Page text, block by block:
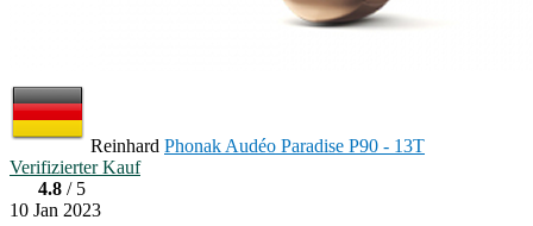
Reinhard Phonak Audéo Paradise P90 - 13T
Verifizierter Kauf
4.8 / 5
10 Jan 2023